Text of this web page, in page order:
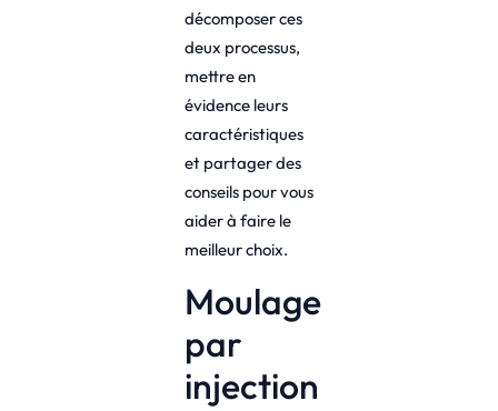
décomposer ces
deux processus,
mettre en
évidence leurs
caractéristiques
et partager des
conseils pour vous
aider à faire le
meilleur choix.
Moulage
par
injection